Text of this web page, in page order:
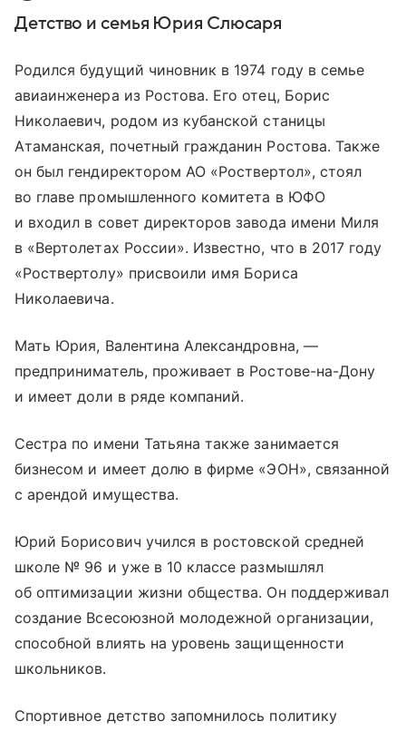
Детство и семья Юрия Слюсаря
Родился будущий чиновник в 1974 году в семье
авиаинженера из Ростова. Его отец, Борис
Николаевич, родом из кубанской станицы
Атаманская, почетный гражданин Ростова. Также
он был гендиректором АО «Роствертол», стоял
во главе промышленного комитета в ЮФО
и входил в совет директоров завода имени Миля
в «Вертолетах России». Известно, что в 2017 году
«Роствертолу» присвоили имя Бориса
Николаевича.
Мать Юрия, Валентина Александровна, —
предприниматель, проживает в Ростове-на-Дону
и имеет доли в ряде компаний.
Сестра по имени Татьяна также занимается
бизнесом и имеет долю в фирме «ЭОН», связанной
с арендой имущества.
Юрий Борисович учился в ростовской средней
школе № 96 и уже в 10 классе размышлял
об оптимизации жизни общества. Он поддерживал
создание Всесоюзной молодежной организации,
способной влиять на уровень защищенности
школьников.
Спортивное детство запомнилось политику